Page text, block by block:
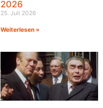
2026
25. Juli 2026
Weiterlesen »